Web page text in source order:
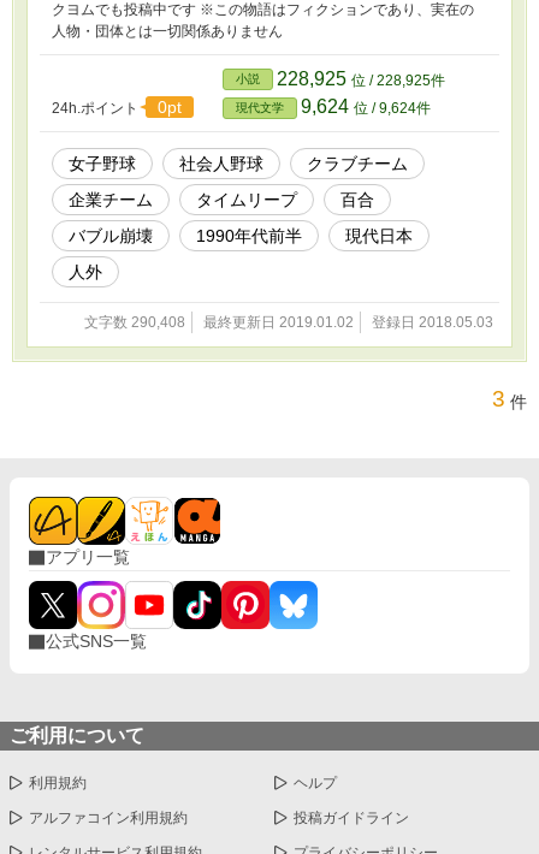
クヨムでも投稿中です ※この物語はフィクションであり、実在の
人物・団体とは一切関係ありません
24h.ポイント 0pt
小説 228,925 位 / 228,925件
現代文学 9,624 位 / 9,624件
女子野球 社会人野球
クラブチーム
企業チーム
タイムリープ
百合
バブル崩壊
1990年代前半
現代日本
人外
文字数 290,408 最終更新日 2019.01.02 登録日 2018.05.03
3 件
アプリ一覧
公式SNS一覧
ご利用について
利用規約 ヘルプ
アルファコイン利用規約 投稿ガイドライン